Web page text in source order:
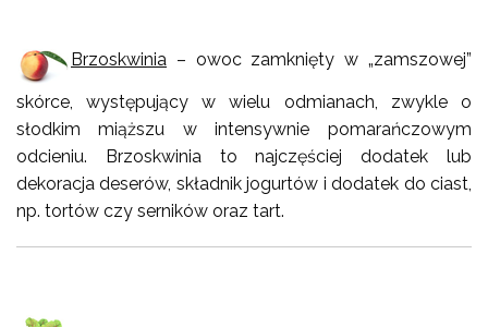
Brzoskwinia – owoc zamknięty w „zamszowej”
skórce, występujący w wielu odmianach, zwykle o
słodkim miąższu w intensywnie pomarańczowym
odcieniu. Brzoskwinia to najczęściej dodatek lub
dekoracja deserów, składnik jogurtów i dodatek do ciast,
np. tortów czy serników oraz tart.